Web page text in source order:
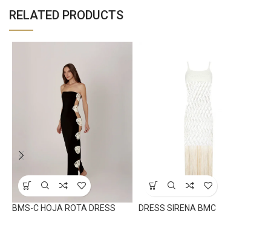
RELATED PRODUCTS
BMS-C HOJA ROTA DRESS DRESS SIRENA BMC